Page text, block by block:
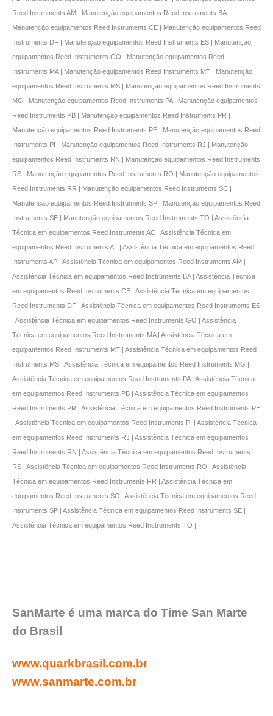
Reed Instruments AM | Manutençāo equipamentos Reed Instruments BA |
Manutençāo equipamentos Reed Instruments CE | Manutençāo equipamentos Reed
Instruments DF | Manutençāo equipamentos Reed Instruments ES | Manutençāo
equipamentos Reed Instruments GO | Manutençāo equipamentos Reed
Instruments MA | Manutençāo equipamentos Reed Instruments MT | Manutençāo
equipamentos Reed Instruments MS | Manutençāo equipamentos Reed Instruments
MG | Manutençāo equipamentos Reed Instruments PA | Manutençāo equipamentos
Reed Instruments PB | Manutençāo equipamentos Reed Instruments PR |
Manutençāo equipamentos Reed Instruments PE | Manutençāo equipamentos Reed
Instruments PI | Manutençāo equipamentos Reed Instruments RJ | Manutençāo
equipamentos Reed Instruments RN | Manutençāo equipamentos Reed Instruments
RS | Manutençāo equipamentos Reed Instruments RO | Manutençāo equipamentos
Reed Instruments RR | Manutençāo equipamentos Reed Instruments SC |
Manutençāo equipamentos Reed Instruments SP | Manutençāo equipamentos Reed
Instruments SE | Manutençāo equipamentos Reed Instruments TO | Assistência
Técnica em equipamentos Reed Instruments AC | Assistência Técnica em
equipamentos Reed Instruments AL | Assistência Técnica em equipamentos Reed
Instruments AP | Assistência Técnica em equipamentos Reed Instruments AM |
Assistência Técnica em equipamentos Reed Instruments BA | Assistência Técnica
em equipamentos Reed Instruments CE | Assistência Técnica em equipamentos
Reed Instruments DF | Assistência Técnica em equipamentos Reed Instruments ES
| Assistência Técnica em equipamentos Reed Instruments GO | Assistência
Técnica em equipamentos Reed Instruments MA | Assistência Técnica em
equipamentos Reed Instruments MT | Assistência Técnica em equipamentos Reed
Instruments MS | Assistência Técnica em equipamentos Reed Instruments MG |
Assistência Técnica em equipamentos Reed Instruments PA | Assistência Técnica
em equipamentos Reed Instruments PB | Assistência Técnica em equipamentos
Reed Instruments PR | Assistência Técnica em equipamentos Reed Instruments PE
| Assistência Técnica em equipamentos Reed Instruments PI | Assistência Técnica
em equipamentos Reed Instruments RJ | Assistência Técnica em equipamentos
Reed Instruments RN | Assistência Técnica em equipamentos Reed Instruments
RS | Assistência Técnica em equipamentos Reed Instruments RO | Assistência
Técnica em equipamentos Reed Instruments RR | Assistência Técnica em
equipamentos Reed Instruments SC | Assistência Técnica em equipamentos Reed
Instruments SP | Assistência Técnica em equipamentos Reed Instruments SE |
Assistência Técnica em equipamentos Reed Instruments TO |
SanMarte é uma marca do Time San Marte
do Brasil
www.quarkbrasil.com.br
www.sanmarte.com.br